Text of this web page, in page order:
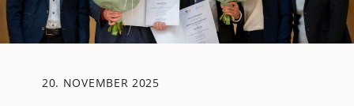
20. NOVEMBER 2025